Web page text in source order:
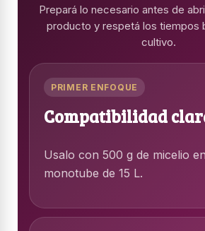
Prepará lo necesario antes de
producto y respetá los tiempos
cultivo.
PRIMER ENFOQUE
Compatibilidad
Usalo con 500 g de micelio
monotube de 15 L.